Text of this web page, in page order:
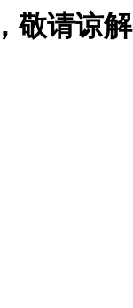
敬请谅解